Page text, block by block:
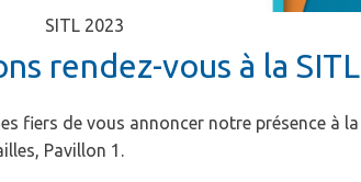
SITL 2023
rendez-vous à la
fiers de vous annoncer notre présence à la
Pavillon 1.